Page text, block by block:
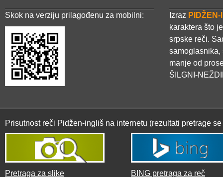
Skok na verziju prilagođenu za mobilni: Izraz PIDŽEN-
karaktera što
srpske reči.
samoglasnika,
manje od
ŠILGNI-
Prisutnost reči Pidžen-ingliš na internetu (rezultati pretrage
Pretraga za slike BING pretraga za reč